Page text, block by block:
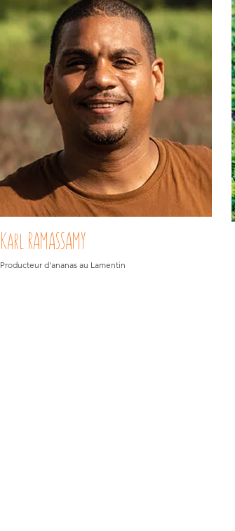
Karl RAMASSAMY
Producteur d'ananas au Lamentin